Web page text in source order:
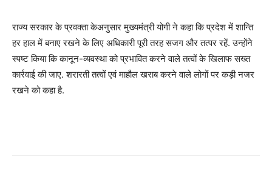
राज्य सरकार के प्रवक्ता केअनुसार मुख्यमंत्री योगी ने कहा कि प्रदेश में शान्ति
हर हाल में बनाए रखने के लिए अधिकारी पूरी तरह सजग और तत्पर रहें. उन्होंने
स्पष्ट किया कि कानून-व्यवस्था को प्रभावित करने वाले तत्वों के खिलाफ सख्त
कार्रवाई की जाए. शरारती तत्वों एवं माहौल खराब करने वाले लोगों पर कड़ी नजर
रखने को कहा है.